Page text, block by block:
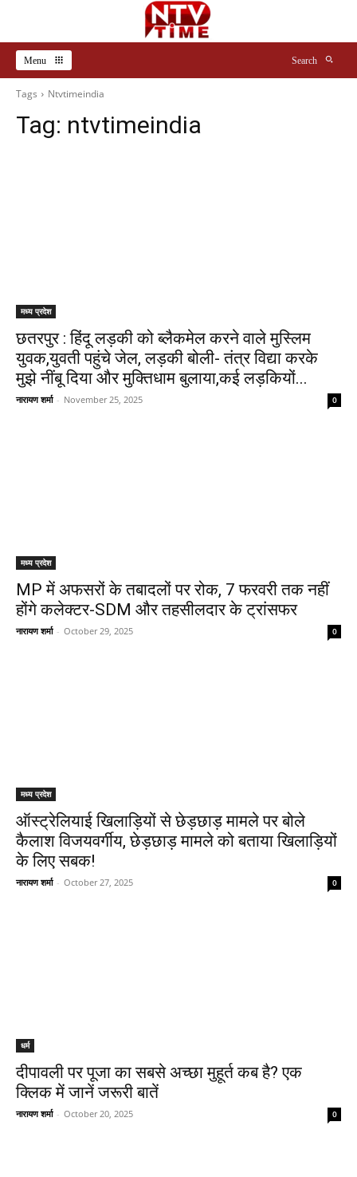
Menu Search
Tags Ntvtimeindia
Tag: ntvtimeindia
मध्य प्रदेश
छतरपुर : हिंदू लड़की को ब्लैकमेल करने वाले मुस्लिम
युवक,युवती पहुंचे जेल, लड़की बोली- तंत्र विद्या करके
मुझे नींबू दिया और मुक्तिधाम बुलाया,कई लड़कियों...
नारायण शर्मा - November 25, 2025 0
मध्य प्रदेश
MP में अफसरों के तबादलों पर रोक, 7 फरवरी तक नहीं
होंगे कलेक्टर-SDM और तहसीलदार के ट्रांसफर
नारायण शर्मा - October 29, 2025 0
मध्य प्रदेश
ऑस्ट्रेलियाई खिलाड़ियों से छेड़छाड़ मामले पर बोले
कैलाश विजयवर्गीय, छेड़छाड़ मामले को बताया खिलाड़ियों
के लिए सबक!
नारायण शर्मा - October 27, 2025 0
धर्म
दीपावली पर पूजा का सबसे अच्छा मुहूर्त कब है? एक
क्लिक में जानें जरूरी बातें
नारायण शर्मा - October 20, 2025 0